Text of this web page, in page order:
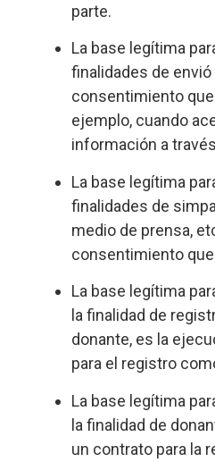
parte.
La base legítima
finalidades de envió
consentimiento
ejemplo, cuando
información a
La base legítima
finalidades de
medio de prensa,
consentimiento
La base legítima
la finalidad de
donante, es la
para el registro
La base legítima
la finalidad de
un contrato para la